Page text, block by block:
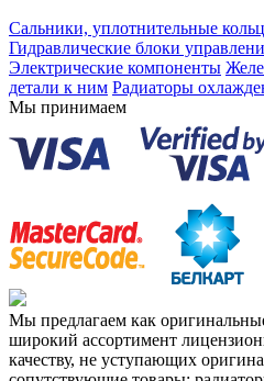
Сальники, уплотнительные
Гидравлические блоки
Электрические компоненты
детали к ним Радиаторы
Мы принимаем
Мы предлагаем как
широкий ассортимент
качеству, не уступающих